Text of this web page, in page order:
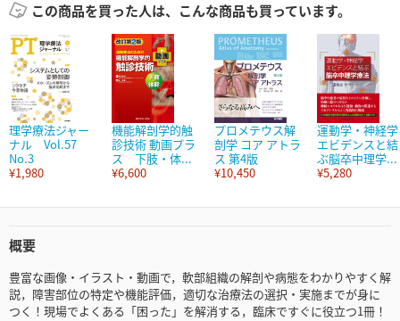
この商品を買った人は、こんな商品も買っています。
理学療法ジャー
ナル Vol.57
No.3
¥1,980
機能解剖学的触
診技術 動画プラ
ス 下肢・体...
¥6,600
プロメテウス解
剖学 コア アトラ
ス 第4版
¥10,450
運動学・神経学
エビデンスと結
ぶ脳卒中理学...
¥5,280
概要
豊富な画像・イラスト・動画で，軟部組織の解剖や病態をわかりやすく解
説，障害部位の特定や機能評価，適切な治療法の選択・実施までが身に
つく！現場でよくある「困った」を解消する，臨床ですぐに役立つ1冊！